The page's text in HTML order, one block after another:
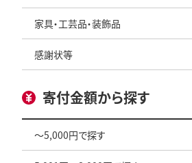
家具・工芸品・装飾品
感謝状等
寄付金額から探す
～5,000円で探す